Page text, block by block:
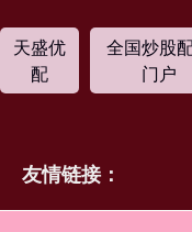
天盛优
配
全国炒股
门户
友情链接：